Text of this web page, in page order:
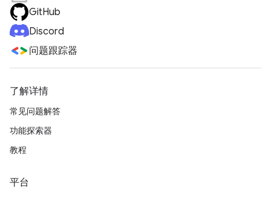
GitHub
Discord
问题跟踪器
了解详情
常见问题解答
功能探索器
教程
平台